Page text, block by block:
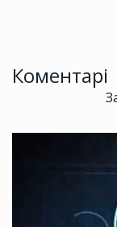
Коментарі